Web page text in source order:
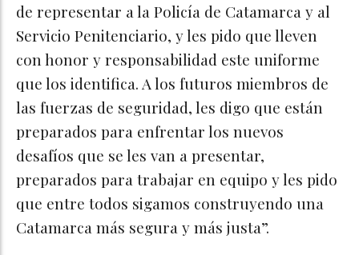
de representar a la Policía de Catamarca y al
Servicio Penitenciario, y les pido que lleven
con honor y responsabilidad este uniforme
que los identifica. A los futuros miembros de
las fuerzas de seguridad, les digo que están
preparados para enfrentar los nuevos
desafíos que se les van a presentar,
preparados para trabajar en equipo y les pido
que entre todos sigamos construyendo una
Catamarca más segura y más justa”.